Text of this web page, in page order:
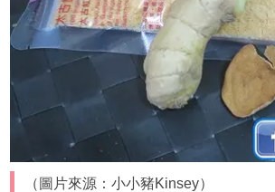
（圖片來源：小小豬Kinsey）